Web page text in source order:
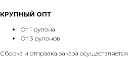
КРУПНЫЙ ОПТ
От 1 рулона
От 3 рулонов
Сборка и отправка заказа